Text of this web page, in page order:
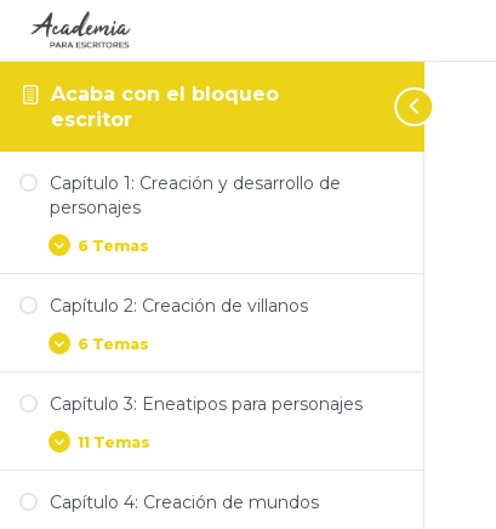
Acaba con el bloqueo
escritor
Capítulo 1: Creación y desarrollo de
personajes
6 Temas
Capítulo 2: Creación de villanos
6 Temas
Capítulo 3: Eneatipos para personajes
11 Temas
Capítulo 4: Creación de mundos